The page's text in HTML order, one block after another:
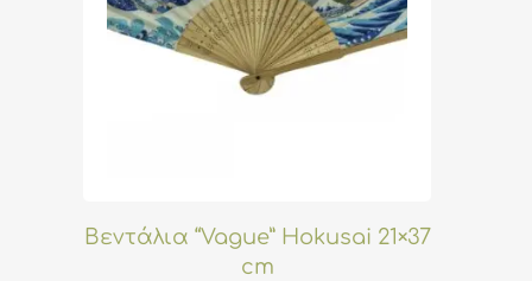
Βεντάλια “Vague” Hokusai 21×37
cm